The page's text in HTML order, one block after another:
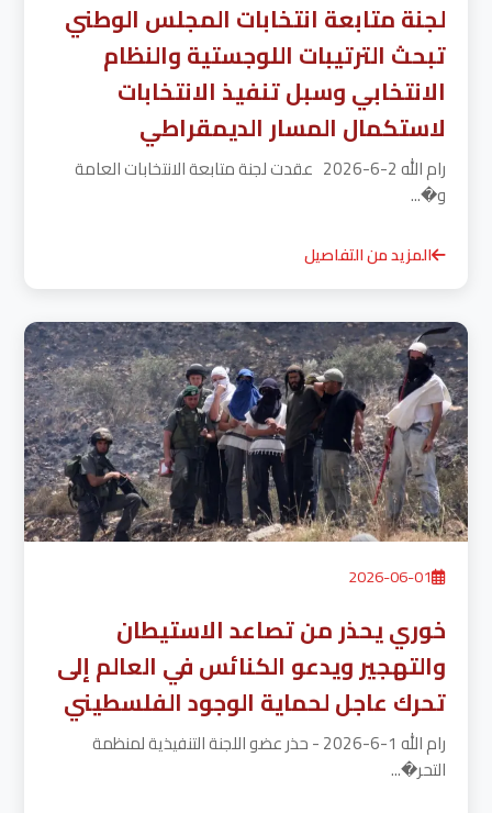
لجنة متابعة انتخابات المجلس الوطني
تبحث الترتيبات اللوجستية والنظام
الانتخابي وسبل تنفيذ الانتخابات
لاستكمال المسار الديمقراطي
رام الله 2-6-2026 عقدت لجنة متابعة الانتخابات العامة
و�...
المزيد من التفاصيل
2026-06-01
خوري يحذر من تصاعد الاستيطان
والتهجير ويدعو الكنائس في العالم إلى
تحرك عاجل لحماية الوجود الفلسطيني
رام الله 1-6-2026 - حذر عضو اللجنة التنفيذية لمنظمة
التحر�...